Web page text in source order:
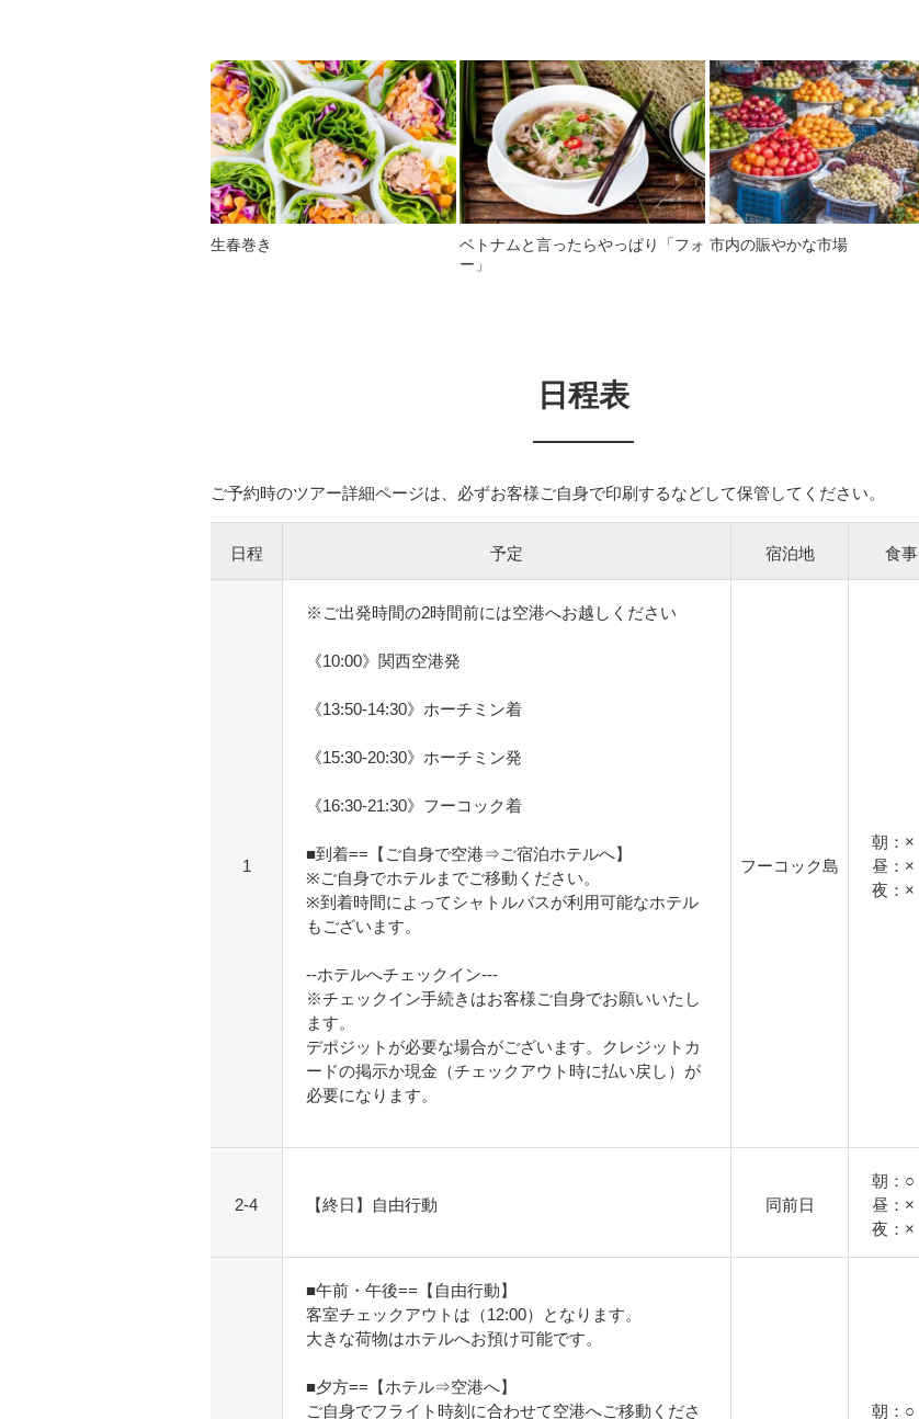
生春巻き
ベトナムと言ったらやっぱり「フォ
ー」
市内の賑やかな市場
日程表
ご予約時のツアー詳細ページは、必ずお客様ご自身で印刷するなどして保管してください。
日程 予定 宿泊地 食事
1
※ご出発時間の2時間前には空港へお越しください
《10:00》関西空港発
《13:50-14:30》ホーチミン着
《15:30-20:30》ホーチミン発
《16:30-21:30》フーコック着
■到着==【ご自身で空港⇒ご宿泊ホテルへ】
※ご自身でホテルまでご移動ください。
※到着時間によってシャトルバスが利用可能なホテル
もございます。
--ホテルへチェックイン---
※チェックイン手続きはお客様ご自身でお願いいたし
ます。
デポジットが必要な場合がございます。クレジットカ
ードの掲示か現金（チェックアウト時に払い戻し）が
必要になります。
フーコック島
朝：×
昼：×
夜：×
2-4 【終日】自由行動 同前日
朝：○
昼：×
夜：×
■午前・午後==【自由行動】
客室チェックアウトは（12:00）となります。
大きな荷物はホテルへお預け可能です。
■夕方==【ホテル⇒空港へ】
ご自身でフライト時刻に合わせて空港へご移動くださ
朝：○